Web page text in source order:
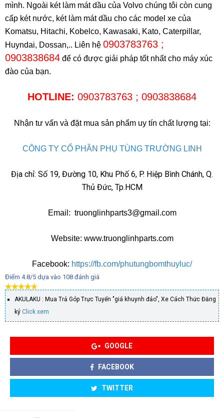
mình. Ngoài két làm mát dầu của Volvo chúng tôi còn cung
cấp két nước, két làm mát dầu cho các model xe của
Komatsu, Hitachi, Kobelco, Kawasaki, Kato, Caterpillar,
Huyndai, Dossan,.. Liên hệ 0903783763 ;
0903838684 để có được giải pháp tốt nhất cho máy xúc
đào của bạn.
HOTLINE: 0903783763 ; 0903838684
Nhận tư vấn và đặt mua sản phẩm uy tín chất lượng tại:
CÔNG TY CỔ PHẦN PHỤ TÙNG TRƯỜNG LINH
Địa chỉ: Số 19, Đường 10, Khu Phố 6, P. Hiệp Bình Chánh, Q.
Thủ Đức, Tp.HCM
Email: truonglinhparts3@gmail.com
Website: www.truonglinhparts.com
Facebook: https://fb.com/phutungbomthuyluc/
Điểm 4.8/5 dựa vào 108 đánh giá
AKULAKU : Mua Trả Góp Trực Tuyến "giá khuynh đảo", Xe Cách Thức Đăng
ký Click xem
GOOGLE
FACEBOOK
TWITTER